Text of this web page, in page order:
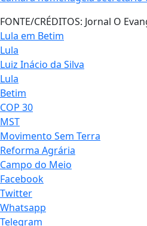
FONTE/CRÉDITOS: Jornal O
Lula em Betim
Lula
Luiz Inácio da Silva
Lula
Betim
COP 30
MST
Movimento Sem Terra
Reforma Agrária
Campo do Meio
Facebook
Twitter
Whatsapp
Telegram